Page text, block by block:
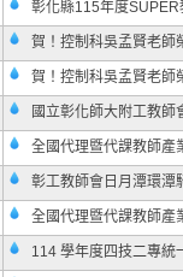
彰化縣115年度
賀！控制科吳孟賢老師
賀！控制科吳孟賢老師
國立彰化師大附工教
全國代理暨代課教師產
彰工教師會日月潭環潭
全國代理暨代課教師產
114 學年度四技二專統